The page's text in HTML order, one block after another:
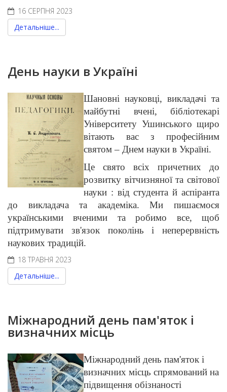
16 СЕРПНЯ 2023
Детальніше...
День науки в Україні
Шановні науковці, викладачі та
майбутні вчені, бібліотекарі
Університету Ушинського щиро
вітають вас з професійним
святом – Днем науки в Україні.
Це свято всіх причетних до
розвитку вітчизняної та світової
науки : від студента й аспіранта
до викладача та академіка. Ми пишаємося
українськими вченими та робимо все, щоб
підтримувати зв'язок поколінь і неперервність
наукових традицій.
18 ТРАВНЯ 2023
Детальніше...
Міжнародний день пам'яток і
визначних місць
Міжнародний день пам'яток і
визначних місць спрямований на
підвищення обізнаності